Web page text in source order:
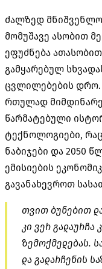
ძალზედ
მომუშავე ასობით
ეფუძნება
გამყარებულ
ცვლილებების დრო.
რთულად
წარმატებული
ტექნოლოგიები,
ნაბიჯები და 2050
ემისიების
გავანახევროთ
თვით ბუნებით
კი ვერ გადაურჩა
ზემოქმედებას.
და გადარჩენის